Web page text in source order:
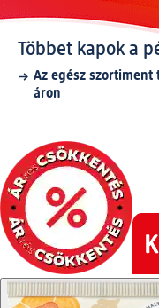
Többet kapok a
Az egész szortiment
áron